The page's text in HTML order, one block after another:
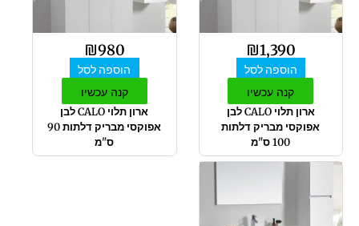
₪1,390
הוספה לסל
קנה עכשיו
ארון תלוי CALO לבן
אפוקסי מבריק דלתות
100 ס"מ
₪980
הוספה לסל
קנה עכשיו
ארון תלוי CALO לבן
אפוקסי מבריק דלתות 90
ס"מ